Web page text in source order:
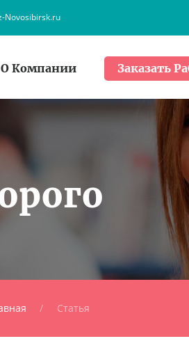
Novosibirsk.ru
О Компании Заказать
Статья